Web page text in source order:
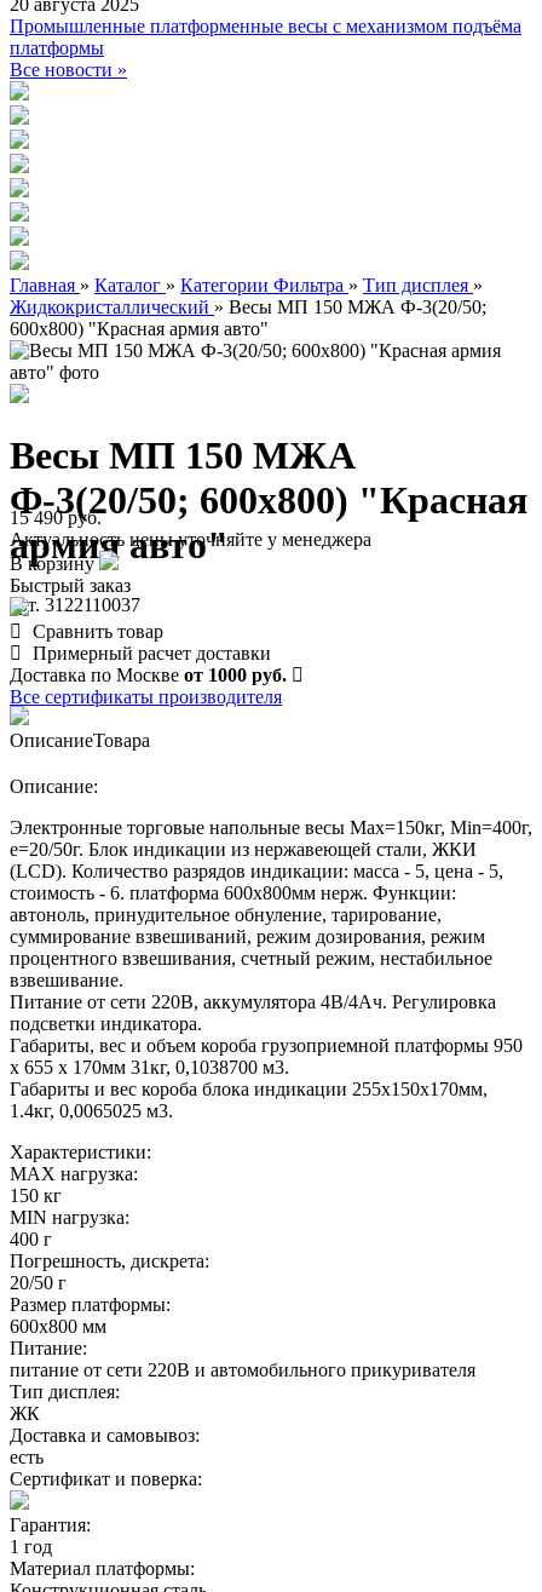
20 августа 2025
Промышленные платформенные весы с механизмом подъёма
платформы
Все новости »
Главная » Каталог » Категории Фильтра » Тип дисплея »
Жидкокристаллический » Весы МП 150 МЖА Ф-3(20/50;
600х800) "Красная армия авто"
Весы МП 150 МЖА
Ф-3(20/50; 600х800) "Красная
армия авто"
арт. 3122110037
15 490 руб.
Актуальность цены уточняйте у менеджера
В корзину
Быстрый заказ
Сравнить товар
Примерный расчет доставки
Доставка по Москве от 1000 руб.
Все сертификаты производителя
ОписаниеТовара
Описание:
Электронные торговые напольные весы Мах=150кг, Min=400г,
e=20/50г. Блок индикации из нержавеющей стали, ЖКИ
(LCD). Количество разрядов индикации: масса - 5, цена - 5,
стоимость - 6. платформа 600х800мм нерж. Функции:
автоноль, принудительное обнуление, тарирование,
суммирование взвешиваний, режим дозирования, режим
процентного взвешивания, счетный режим, нестабильное
взвешивание.
Питание от сети 220В, аккумулятора 4В/4Ач. Регулировка
подсветки индикатора.
Габариты, вес и объем короба грузоприемной платформы 950
х 655 х 170мм 31кг, 0,1038700 м3.
Габариты и вес короба блока индикации 255х150х170мм,
1.4кг, 0,0065025 м3.
Характеристики:
MAX нагрузка:
150 кг
MIN нагрузка:
400 г
Погрешность, дискрета:
20/50 г
Размер платформы:
600х800 мм
Питание:
питание от сети 220В и автомобильного прикуривателя
Тип дисплея:
ЖК
Доставка и самовывоз:
есть
Сертификат и поверка:
Гарантия:
1 год
Материал платформы: